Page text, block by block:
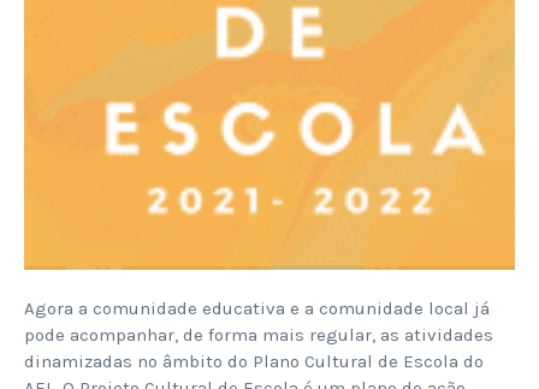
Agora a comunidade educativa e a comunidade local já
pode acompanhar, de forma mais regular, as atividades
dinamizadas no âmbito do Plano Cultural de Escola do